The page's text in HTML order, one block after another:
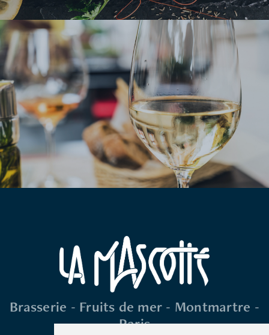
Brasserie - Fruits de mer - Montmartre -
Paris